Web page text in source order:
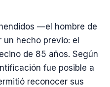
—el hombre de
hecho previo: el
de 85 años. Según
fue posible a
reconocer sus